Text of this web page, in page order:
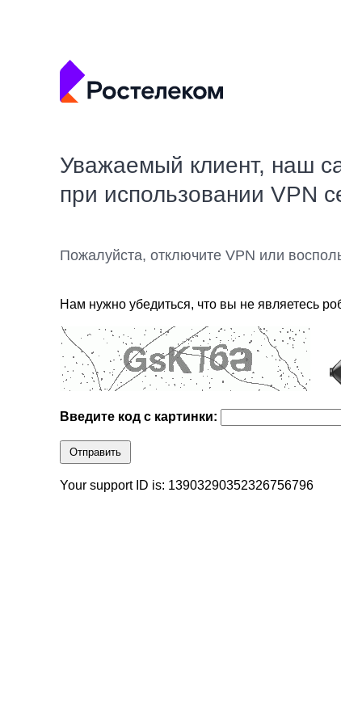
Уважаемый клиент, наш
при использовании VPN
Пожалуйста, отключите VPN или
Нам нужно убедиться, что вы не являетесь
Введите код с картинки:
Отправить
Your support ID is: 13903290352326756796